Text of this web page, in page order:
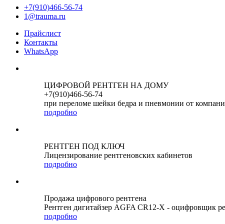
+7(910)466-56-74
1@trauma.ru
Прайслист
Контакты
WhatsApp
ЦИФРОВОЙ РЕНТГЕН НА ДОМУ
+7(910)466-56-74
при переломе шейки бедра и пневмонии от
подробно
РЕНТГЕН ПОД КЛЮЧ
Лицензирование рентгеновских кабинетов
подробно
Продажа цифрового рентгена
Рентген дигитайзер AGFA CR12-X - оцифровщик
подробно